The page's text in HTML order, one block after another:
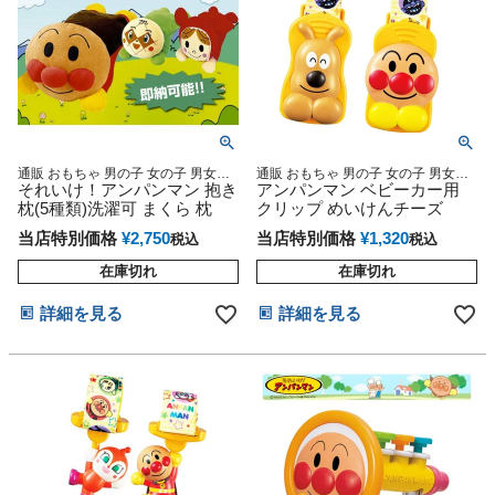
通販 おもちゃ 男の子 女の子 男女兼
用 クリスマス プレゼント かわいい
人気 ランキング 男 女 記念日 お誕生
日 ご褒美 お祝い 入園 入学
それいけ！アンパンマン 抱き
枕(5種類)洗濯可 まくら 枕
当店特別価格 ¥2,750税込
在庫切れ
詳細を見る
通販 おもちゃ 男の子 女の子 男女兼
用 クリスマス プレゼント かわいい
人気 ランキング 男 女 記念日 お誕生
日 ご褒美 お祝い 入園 入学
アンパンマン ベビーカー用
クリップ めいけんチーズ
当店特別価格 ¥1,320税込
在庫切れ
詳細を見る